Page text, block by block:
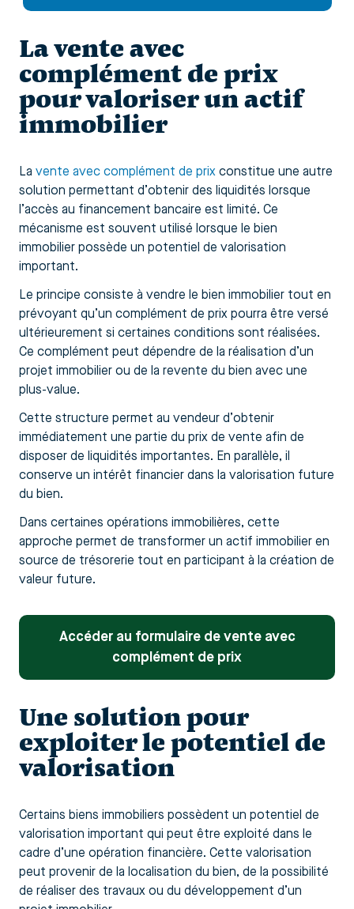
La vente avec
complément de prix
pour valoriser un actif
immobilier
La vente avec complément de prix constitue une autre
solution permettant d’obtenir des liquidités lorsque
l’accès au financement bancaire est limité. Ce
mécanisme est souvent utilisé lorsque le bien
immobilier possède un potentiel de valorisation
important.
Le principe consiste à vendre le bien immobilier tout en
prévoyant qu’un complément de prix pourra être versé
ultérieurement si certaines conditions sont réalisées.
Ce complément peut dépendre de la réalisation d’un
projet immobilier ou de la revente du bien avec une
plus-value.
Cette structure permet au vendeur d’obtenir
immédiatement une partie du prix de vente afin de
disposer de liquidités importantes. En parallèle, il
conserve un intérêt financier dans la valorisation future
du bien.
Dans certaines opérations immobilières, cette
approche permet de transformer un actif immobilier en
source de trésorerie tout en participant à la création de
valeur future.
Accéder au formulaire de vente avec
complément de prix
Une solution pour
exploiter le potentiel de
valorisation
Certains biens immobiliers possèdent un potentiel de
valorisation important qui peut être exploité dans le
cadre d’une opération financière. Cette valorisation
peut provenir de la localisation du bien, de la possibilité
de réaliser des travaux ou du développement d’un